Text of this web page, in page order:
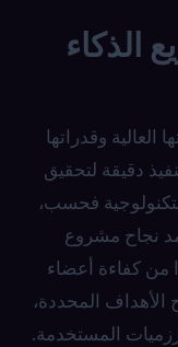
الذكاء
العالية وقدراتها
دقيقة لتحقيق
فحسب،
نجاح مشروع
من كفاءة أعضاء
المحددة،
المستخدمة.